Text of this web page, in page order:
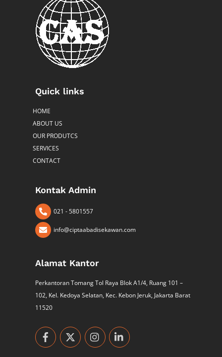
Quick links
HOME
ABOUT US
OUR PRODUTCS
SERVICES
CONTACT
Kontak Admin
021 - 5801557
info@ciptaabadisekawan.com
Alamat Kantor
Perkantoran Tomang Tol Raya Blok A1/4, Ruang 101 –
102, Kel. Kedoya Selatan, Kec. Kebon Jeruk, Jakarta Barat
11520